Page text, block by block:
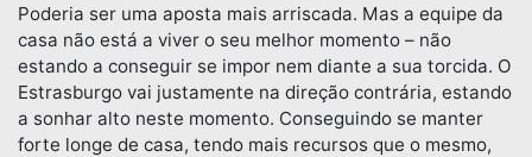
Poderia ser uma aposta mais arriscada. Mas a equipe da
casa não está a viver o seu melhor momento – não
estando a conseguir se impor nem diante a sua torcida. O
Estrasburgo vai justamente na direção contrária, estando
a sonhar alto neste momento. Conseguindo se manter
forte longe de casa, tendo mais recursos que o mesmo,